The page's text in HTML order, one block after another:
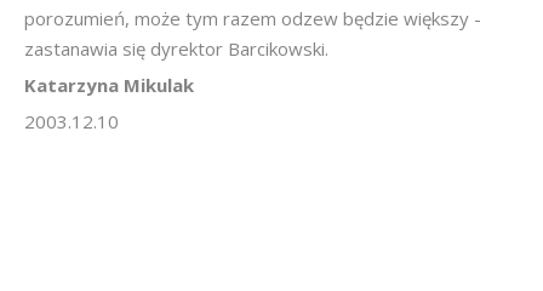
porozumień, może tym razem odzew będzie większy -
zastanawia się dyrektor Barcikowski.
Katarzyna Mikulak
2003.12.10